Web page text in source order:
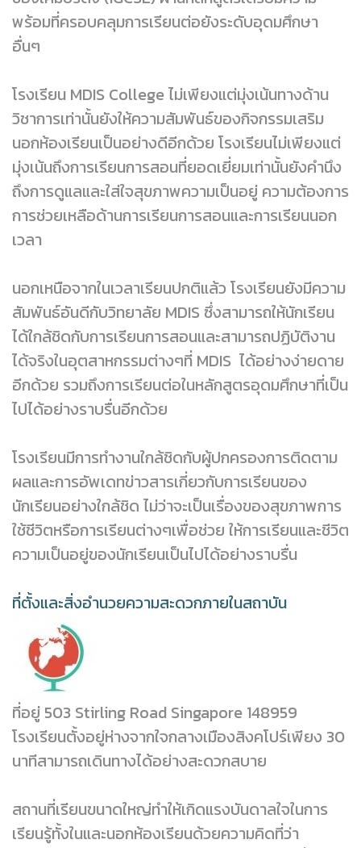
พร้อมที่ครอบคลุมการเรียนต่อยังระดับอุดมศึกษา
อื่นๆ
โรงเรียน MDIS College ไม่เพียงแต่มุ่งเน้นทางด้าน
วิชาการเท่านั้นยังให้ความสัมพันธ์ของกิจกรรมเสริม
นอกห้องเรียนเป็นอย่างดีอีกด้วย โรงเรียนไม่เพียงแต่
มุ่งเน้นถึงการเรียนการสอนที่ยอดเยี่ยมเท่านั้นยังคำนึง
ถึงการดูแลและใส่ใจสุขภาพความเป็นอยู่ ความต้องการ
การช่วยเหลือด้านการเรียนการสอนและการเรียนนอก
เวลา
นอกเหนือจากในเวลาเรียนปกติแล้ว โรงเรียนยังมีความ
สัมพันธ์อันดีกับวิทยาลัย MDIS ซึ่งสามารถให้นักเรียน
ได้ใกล้ชิดกับการเรียนการสอนและสามารถปฏิบัติงาน
ได้จริงในอุตสาหกรรมต่างๆที่ MDIS ได้อย่างง่ายดาย
อีกด้วย รวมถึงการเรียนต่อในหลักสูตรอุดมศึกษาที่เป็น
ไปได้อย่างราบรื่นอีกด้วย
โรงเรียนมีการทำงานใกล้ชิดกับผู้ปกครองการติดตาม
ผลและการอัพเดทข่าวสารเกี่ยวกับการเรียนของ
นักเรียนอย่างใกล้ชิด ไม่ว่าจะเป็นเรื่องของสุขภาพการ
ใช้ชีวิตหรือการเรียนต่างๆเพื่อช่วย ให้การเรียนและชีวิต
ความเป็นอยู่ของนักเรียนเป็นไปได้อย่างราบรื่น
ที่ตั้งและสิ่งอำนวยความสะดวกภายในสถาบัน
ที่อยู่ 503 Stirling Road Singapore 148959
โรงเรียนตั้งอยู่ห่างจากใจกลางเมืองสิงคโปร์เพียง 30
นาทีสามารถเดินทางได้อย่างสะดวกสบาย
สถานที่เรียนขนาดใหญ่ทำให้เกิดแรงบันดาลใจในการ
เรียนรู้ทั้งในและนอกห้องเรียนด้วยความคิดที่ว่า